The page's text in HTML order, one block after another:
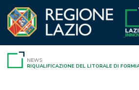
contenuto
NEWS
RIQUALIFICAZIONE DEL LITORALE DI